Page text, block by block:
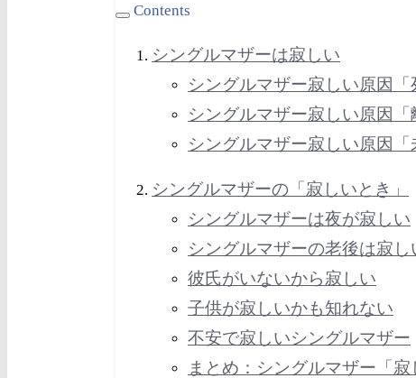
Contents
シングルマザーは寂しい
シングルマザー寂しい原因「
シングルマザー寂しい原因「
シングルマザー寂しい原因「
シングルマザーの「寂しいとき」
シングルマザーは夜が寂しい
シングルマザーの老後は寂し
彼氏がいないから寂しい
子供が寂しいかも知れない
不安で寂しいシングルマザー
まとめ：シングルマザー「